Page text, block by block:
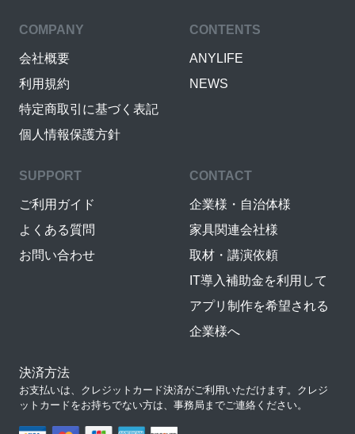
COMPANY
会社概要
利用規約
特定商取引に基づく表記
個人情報保護方針
CONTENTS
ANYLIFE
NEWS
SUPPORT
ご利用ガイド
よくある質問
お問い合わせ
CONTACT
企業様・自治体様
家具関連会社様
取材・講演依頼
IT導入補助金を利用して
アプリ制作を希望される
企業様へ
決済方法
お支払いは、クレジットカード決済がご利用いただけます。クレジ
ットカードをお持ちでない方は、事務局までご連絡ください。